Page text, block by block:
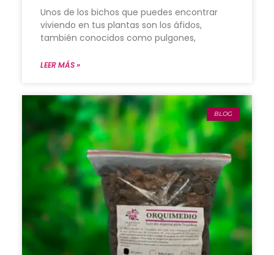
Unos de los bichos que puedes encontrar
viviendo en tus plantas son los áfidos,
también conocidos como pulgones,
LEER MÁS »
BLOG